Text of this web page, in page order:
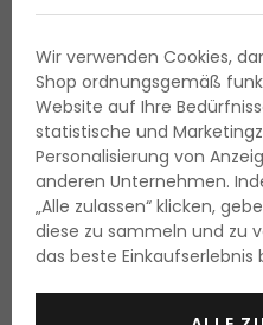
6.60
Wir verwenden Cookies,
Shop ordnungsgemäß
Website auf Ihre
statistische und
Personalisierung von
anderen Unternehmen.
„Alle zulassen“ klicken,
diese zu sammeln und zu
das beste Einkaufserlebnis